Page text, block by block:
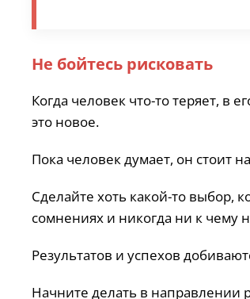
Не бойтесь рисковать
Когда человек что-то теряет, в
это новое.
Пока человек думает, он стоит
Сделайте хоть какой-то выбор,
сомнениях и никогда ни к чему
Результатов и успехов
Начните делать в